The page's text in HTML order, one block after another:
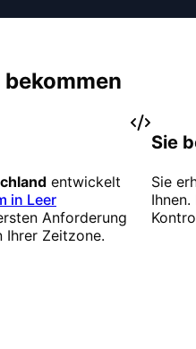
entwickelt
in Leer
Anforderung
Ihrer Zeitzone.
Sie
Sie
Ihnen.